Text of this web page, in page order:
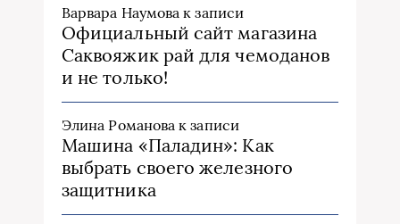
Варвара Наумова к записи
Официальный сайт магазина
Саквояжик рай для чемоданов
и не только!
Элина Романова к записи
Машина «Паладин»: Как
выбрать своего железного
защитника